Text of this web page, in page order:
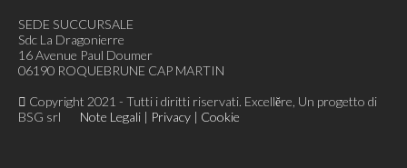
SEDE SUCCURSALE
Sdc La Dragonierre
16 Avenue Paul Doumer
06190 ROQUEBRUNE CAP MARTIN
Copyright 2021 - Tutti i diritti riservati. Excellĕre, Un progetto di
BSG srl Note Legali | Privacy | Cookie